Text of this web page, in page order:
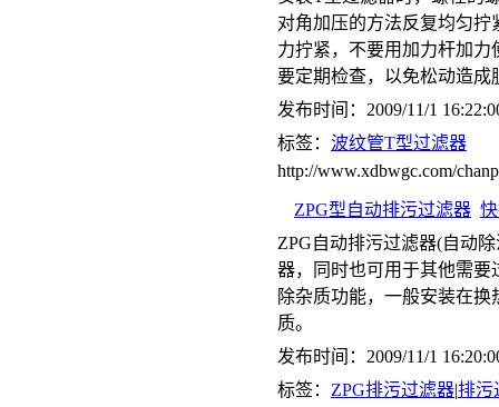
对角加压的方法反复均匀
力拧紧，不要用加力杆加
要定期检查，以免松动造成
发布时间：2009/11/1
标签： 波纹管T型过滤器
http://www.xdbwgc.com/
ZPG型自动排污过滤器
ZPG自动排污过滤器(自动
器，同时也可用于其他需
除杂质功能，一般安装在
质。
发布时间：2009/11/1
标签： ZPG排污过滤器|排污